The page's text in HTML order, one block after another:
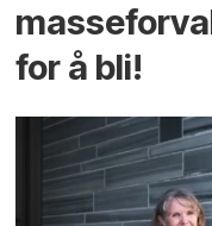
for å bli!